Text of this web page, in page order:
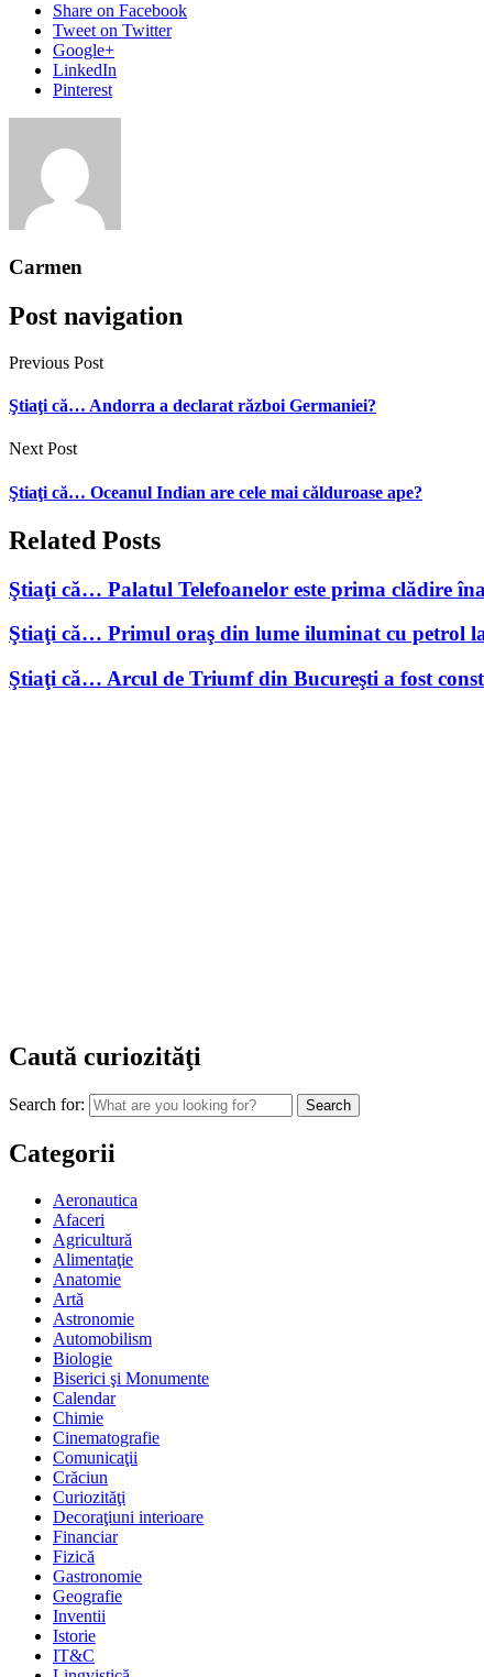
Share on Facebook
Tweet on Twitter
Google+
LinkedIn
Pinterest
Carmen
Post navigation
Previous Post
Ştiaţi că… Andorra a declarat război Germaniei?
Next Post
Ştiaţi că… Oceanul Indian are cele mai călduroase ape?
Related Posts
Ştiaţi că… Palatul Telefoanelor este prima clădire
Ştiaţi că… Primul oraş din lume iluminat cu petrol
Ştiaţi că… Arcul de Triumf din Bucureşti a fost
Caută curiozităţi
Search for:
Categorii
Aeronautica
Afaceri
Agricultură
Alimentaţie
Anatomie
Artă
Astronomie
Automobilism
Biologie
Biserici şi Monumente
Calendar
Chimie
Cinematografie
Comunicaţii
Crăciun
Curiozităţi
Decoraţiuni interioare
Financiar
Fizică
Gastronomie
Geografie
Inventii
Istorie
IT&C